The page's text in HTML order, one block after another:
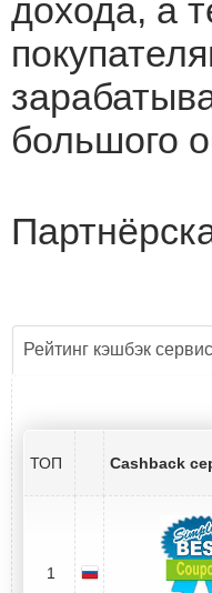
дохода, а
большого
Рейтинг кэшбэк
ТОП Cashback
1